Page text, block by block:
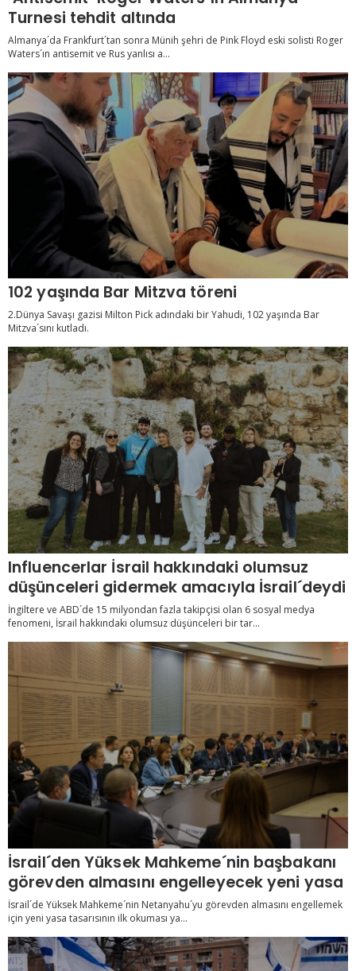
Turnesi tehdit altında
Almanya´da Frankfurt´tan sonra Münih şehri de Pink Floyd eski solisti Roger
Waters´ın antisemit ve Rus yanlısı a...
102 yaşında Bar Mitzva töreni
2.Dünya Savaşı gazisi Milton Pick adındaki bir Yahudi, 102 yaşında Bar
Mitzva´sını kutladı.
Influencerlar İsrail hakkındaki olumsuz
düşünceleri gidermek amacıyla İsrail´deydi
İngiltere ve ABD´de 15 milyondan fazla takipçisi olan 6 sosyal medya
fenomeni, İsrail hakkındaki olumsuz düşünceleri bir tar...
İsrail´den Yüksek Mahkeme´nin başbakanı
görevden almasını engelleyecek yeni yasa
İsrail´de Yüksek Mahkeme´nin Netanyahu´yu görevden almasını engellemek
için yeni yasa tasarısının ilk okuması ya...